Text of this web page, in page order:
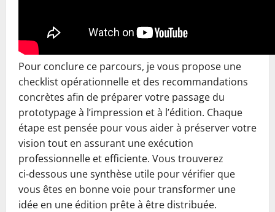
Pour conclure ce parcours, je vous propose une
checklist opérationnelle et des recommandations
concrètes afin de préparer votre passage du
prototypage à l’impression et à l’édition. Chaque
étape est pensée pour vous aider à préserver votre
vision tout en assurant une exécution
professionnelle et efficiente. Vous trouverez
ci‑dessous une synthèse utile pour vérifier que
vous êtes en bonne voie pour transformer une
idée en une édition prête à être distribuée.